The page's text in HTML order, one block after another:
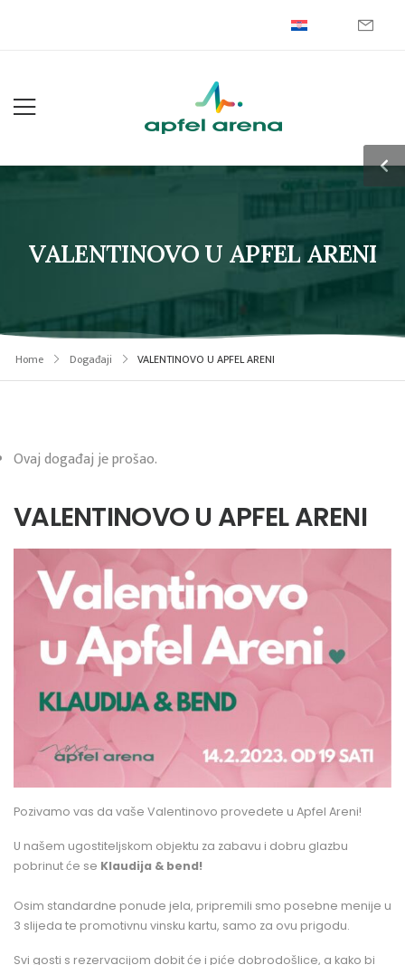
VALENTINOVO U APFEL ARENI
Home Događaji VALENTINOVO U APFEL ARENI
Ovaj događaj je prošao.
VALENTINOVO U APFEL ARENI
Pozivamo vas da vaše Valentinovo provedete u Apfel Areni!
U našem ugostiteljskom objektu za zabavu i dobru glazbu
pobrinut će se Klaudija & bend!
Osim standardne ponude jela, pripremili smo posebne menije u
3 slijeda te promotivnu vinsku kartu, samo za ovu prigodu.
Svi gosti s rezervacijom dobit će i piće dobrodošlice, a kako bi